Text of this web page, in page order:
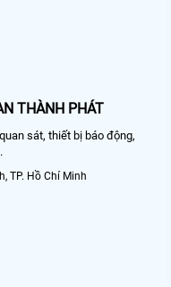
THÀNH PHÁT
sát, thiết bị báo động,
TP. Hồ Chí Minh